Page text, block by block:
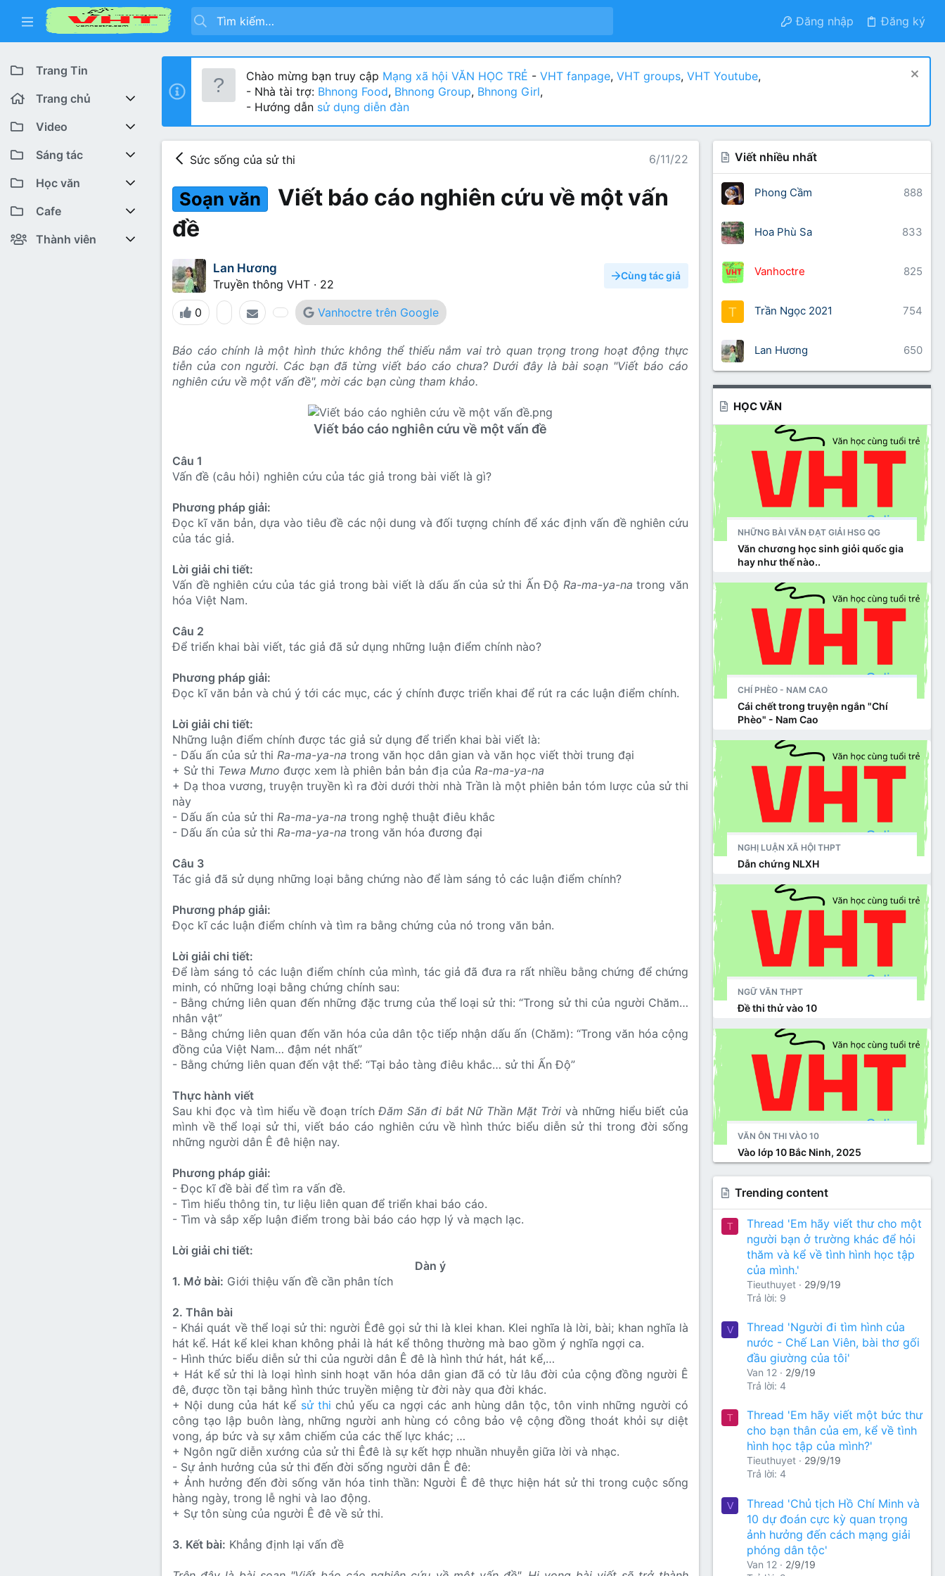
Đăng nhập Đăng ký
Trang Tin
Trang chủ
Diễn đàn
Bài viết mới
Có gì mới
Featured content
Bài viết mới
Video
Youtube VHT News
Youtube VHT
Tiktok
Sáng tác
Cuộc thi viết
Trại sáng tác
Liên hệ BTC
Học văn
Lớp 12
Lớp 11
Cafe
Cafe Văn chương
Thành viên
Chào mừng bạn truy cập Mạng xã hội VĂN HỌC TRẺ - VHT fanpage, VHT groups, VHT Youtube,
- Nhà tài trợ: Bhnong Food, Bhnong Group, Bhnong Girl,
- Hướng dẫn sử dụng diễn đàn
Sức sống của sử thi 6/11/22
Soạn văn
Viết báo cáo nghiên cứu về một vấn
đề
Lan Hương
Truyền thông VHT · 22
Cùng tác giả
0 Vanhoctre trên Google
Báo cáo chính là một hình thức không thể thiếu nắm vai trò quan trọng trong hoạt động thực
tiễn của con người. Các bạn đã từng viết báo cáo chưa? Dưới đây là bài soạn "Viết báo cáo
nghiên cứu về một vấn đề", mời các bạn cùng tham khảo.
Viết báo cáo nghiên cứu về một vấn đề
Câu 1
Vấn đề (câu hỏi) nghiên cứu của tác giả trong bài viết là gì?
Phương pháp giải:
Đọc kĩ văn bản, dựa vào tiêu đề các nội dung và đối tượng chính để xác định vấn đề nghiên cứu
của tác giả.
Lời giải chi tiết:
Vấn đề nghiên cứu của tác giả trong bài viết là dấu ấn của sử thi Ấn Độ Ra-ma-ya-na trong văn
hóa Việt Nam.
Câu 2
Để triển khai bài viết, tác giả đã sử dụng những luận điểm chính nào?
Phương pháp giải:
Đọc kĩ văn bản và chú ý tới các mục, các ý chính được triển khai để rút ra các luận điểm chính.
Lời giải chi tiết:
Những luận điểm chính được tác giả sử dụng để triển khai bài viết là:
- Dấu ấn của sử thi Ra-ma-ya-na trong văn học dân gian và văn học viết thời trung đại
+ Sử thi Tewa Mưno được xem là phiên bản bản địa của Ra-ma-ya-na
+ Dạ thoa vương, truyện truyền kì ra đời dưới thời nhà Trần là một phiên bản tóm lược của sử thi
này
- Dấu ấn của sử thi Ra-ma-ya-na trong nghệ thuật điêu khắc
- Dấu ấn của sử thi Ra-ma-ya-na trong văn hóa đương đại
Câu 3
Tác giả đã sử dụng những loại bằng chứng nào để làm sáng tỏ các luận điểm chính?
Phương pháp giải:
Đọc kĩ các luận điểm chính và tìm ra bằng chứng của nó trong văn bản.
Lời giải chi tiết:
Để làm sáng tỏ các luận điểm chính của mình, tác giả đã đưa ra rất nhiều bằng chứng để chứng
minh, có những loại bằng chứng chính sau:
- Bằng chứng liên quan đến những đặc trưng của thể loại sử thi: “Trong sử thi của người Chăm…
nhân vật”
- Bằng chứng liên quan đến văn hóa của dân tộc tiếp nhận dấu ấn (Chăm): “Trong văn hóa cộng
đồng của Việt Nam… đậm nét nhất”
- Bằng chứng liên quan đến vật thể: “Tại bảo tàng điêu khắc… sử thi Ấn Độ”
Thực hành viết
Sau khi đọc và tìm hiểu về đoạn tríchĐăm Săn đi bắt Nữ Thần Mặt Trời và những hiểu biết của
mình về thể loại sử thi, viết báo cáo nghiên cứu về hình thức biểu diễn sử thi trong đời sống
những người dân Ê đê hiện nay.
Phương pháp giải:
- Đọc kĩ đề bài để tìm ra vấn đề.
- Tìm hiểu thông tin, tư liệu liên quan để triển khai báo cáo.
- Tìm và sắp xếp luận điểm trong bài báo cáo hợp lý và mạch lạc.
Lời giải chi tiết:
Dàn ý
1. Mở bài: Giới thiệu vấn đề cần phân tích
2. Thân bài
- Khái quát về thể loại sử thi: người Êđê gọi sử thi là klei khan. Klei nghĩa là lời, bài; khan nghĩa là
hát kể. Hát kể klei khan không phải là hát kể thông thường mà bao gồm ý nghĩa ngợi ca.
- Hình thức biểu diễn sử thi của người dân Ê đê là hình thứ hát, hát kể,…
+ Hát kể sử thi là loại hình sinh hoạt văn hóa dân gian đã có từ lâu đời của cộng đồng người Ê
đê, được tồn tại bằng hình thức truyền miệng từ đời này qua đời khác.
+ Nội dung của hát kể sử thi chủ yếu ca ngợi các anh hùng dân tộc, tôn vinh những người có
công tạo lập buôn làng, những người anh hùng có công bảo vệ cộng đồng thoát khỏi sự diệt
vong, áp bức và sự xâm chiếm của các thế lực khác; …
+ Ngôn ngữ diễn xướng của sử thi Êđê là sự kết hợp nhuần nhuyễn giữa lời và nhạc.
- Sự ảnh hưởng của sử thi đến đời sống người dân Ê đê:
+ Ảnh hưởng đến đời sống văn hóa tinh thần: Người Ê đê thực hiện hát sử thi trong cuộc sống
hàng ngày, trong lễ nghi và lao động.
+ Sự tôn sùng của người Ê đê về sử thi.
3. Kết bài: Khẳng định lại vấn đề
Viết nhiều nhất
888
Phong Cầm
833
Hoa Phù Sa
825
Vanhoctre
T 754
Trần Ngọc 2021
650
Lan Hương
HỌC VĂN
NHỮNG BÀI VĂN ĐẠT GIẢI HSG QG
Văn chương học sinh giỏi quốc gia
hay như thế nào..
CHÍ PHÈO - NAM CAO
Cái chết trong truyện ngắn "Chí
Phèo" - Nam Cao
NGHỊ LUẬN XÃ HỘI THPT
Dẫn chứng NLXH
NGỮ VĂN THPT
Đề thi thử vào 10
VĂN ÔN THI VÀO 10
Vào lớp 10 Bắc Ninh, 2025
Trending content
T
Thread 'Em hãy viết thư cho một
người bạn ở trường khác để hỏi
thăm và kể về tình hình học tập
của mình.'
Tieuthuyet
29/9/19
Trả lời: 9
V
Thread 'Người đi tìm hình của
nước - Chế Lan Viên, bài thơ gối
đầu giường của tôi'
Van 12
2/9/19
Trả lời: 4
T
Thread 'Em hãy viết một bức thư
cho bạn thân của em, kể về tình
hình học tập của mình?'
Tieuthuyet
29/9/19
Trả lời: 4
V
Thread 'Chủ tịch Hồ Chí Minh và
10 dự đoán cực kỳ quan trọng
ảnh hưởng đến cách mạng giải
phóng dân tộc'
Van 12
2/9/19